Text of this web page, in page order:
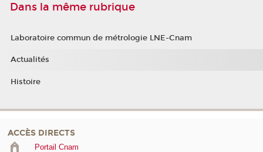
Dans la même rubrique
Laboratoire commun de métrologie LNE-Cnam
Actualités
Histoire
ACCÈS DIRECTS
Portail Cnam